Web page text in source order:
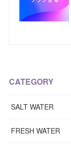
CATEGORY
SALT WATER
FRESH WATER